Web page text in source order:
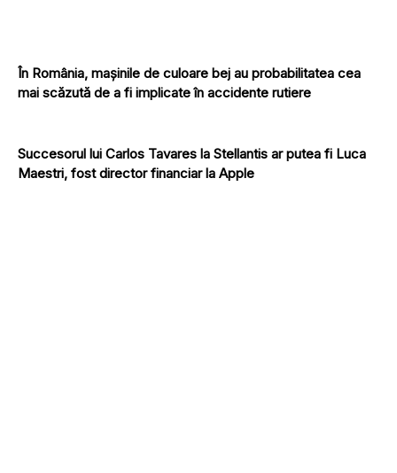
În România, mașinile de culoare bej au probabilitatea cea
mai scăzută de a fi implicate în accidente rutiere
Succesorul lui Carlos Tavares la Stellantis ar putea fi Luca
Maestri, fost director financiar la Apple